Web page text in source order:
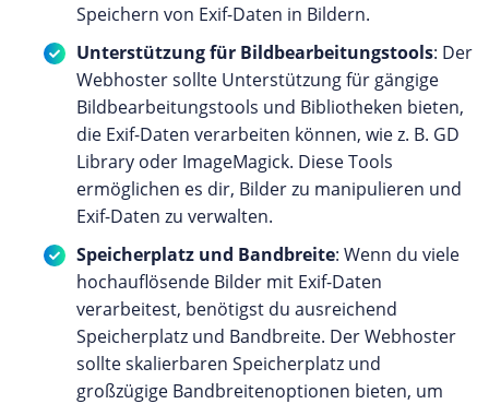
Speichern von Exif-Daten in Bildern.
Unterstützung für Bildbearbeitungstools: Der
Webhoster sollte Unterstützung für gängige
Bildbearbeitungstools und Bibliotheken bieten,
die Exif-Daten verarbeiten können, wie z. B. GD
Library oder ImageMagick. Diese Tools
ermöglichen es dir, Bilder zu manipulieren und
Exif-Daten zu verwalten.
Speicherplatz und Bandbreite: Wenn du viele
hochauflösende Bilder mit Exif-Daten
verarbeitest, benötigst du ausreichend
Speicherplatz und Bandbreite. Der Webhoster
sollte skalierbaren Speicherplatz und
großzügige Bandbreitenoptionen bieten, um